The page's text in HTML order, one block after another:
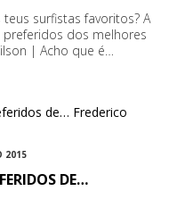
surfistas favoritos? A
preferidos dos melhores
| Acho que é…
2015
DE…